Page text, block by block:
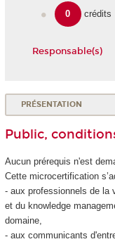
0 crédits
Responsable(s)
PRÉSENTATION
Public,
Aucun prérequis n'est
Cette microcertification
- aux professionnels de la
et du knowledge
domaine,
- aux communicants